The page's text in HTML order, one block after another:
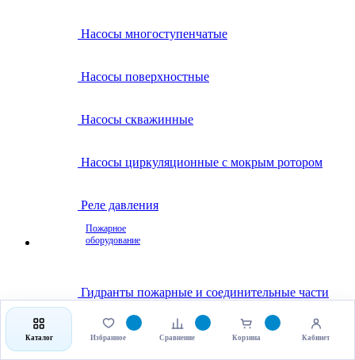
Насосы многоступенчатые
Насосы поверхностные
Насосы скважинные
Насосы циркуляционные с мокрым ротором
Реле давления
Пожарное
оборудование
Гидранты пожарные и соединительные части
Клапаны пожарные
Каталог Избранное Сравнение Корзина Кабинет